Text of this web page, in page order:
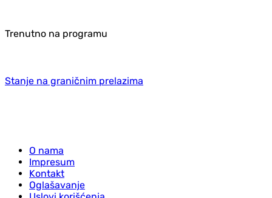
Trenutno na programu
Stanje na graničnim prelazima
O nama
Impresum
Kontakt
Oglašavanje